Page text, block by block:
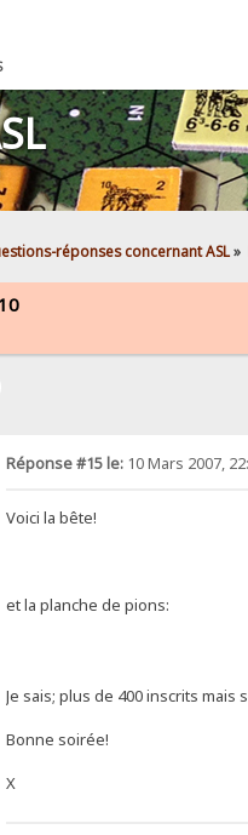
réponses concernant ASL»
Réponse #15 le:10 Mars 2007,
Voici la bête!
et la planche de pions:
Je sais; plus de 400 inscrits
Bonne soirée!
X